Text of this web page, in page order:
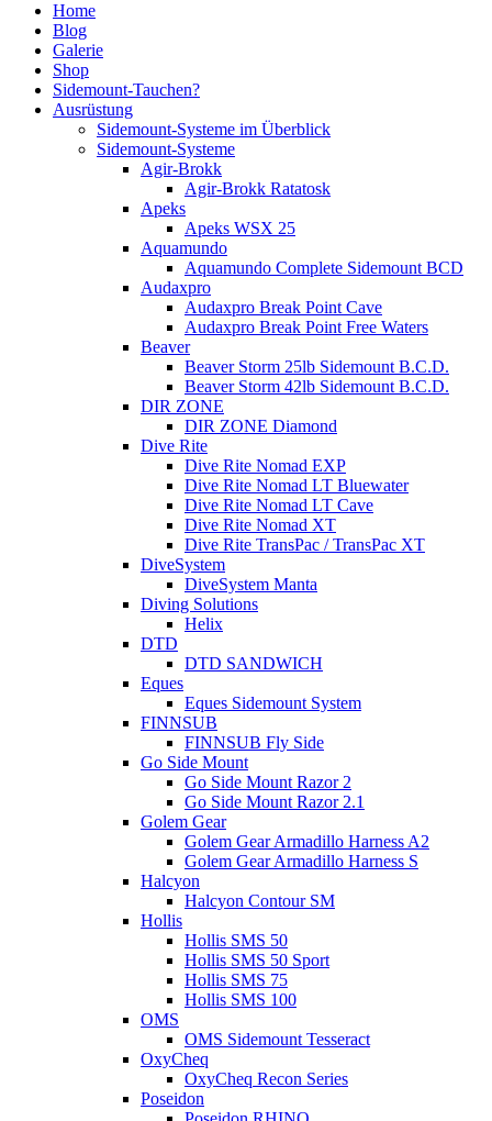
Home
Blog
Galerie
Shop
Sidemount-Tauchen?
Ausrüstung
Sidemount-Systeme im Überblick
Sidemount-Systeme
Agir-Brokk
Agir-Brokk Ratatosk
Apeks
Apeks WSX 25
Aquamundo
Aquamundo Complete Sidemount BCD
Audaxpro
Audaxpro Break Point Cave
Audaxpro Break Point Free Waters
Beaver
Beaver Storm 25lb Sidemount B.C.D.
Beaver Storm 42lb Sidemount B.C.D.
DIR ZONE
DIR ZONE Diamond
Dive Rite
Dive Rite Nomad EXP
Dive Rite Nomad LT Bluewater
Dive Rite Nomad LT Cave
Dive Rite Nomad XT
Dive Rite TransPac / TransPac XT
DiveSystem
DiveSystem Manta
Diving Solutions
Helix
DTD
DTD SANDWICH
Eques
Eques Sidemount System
FINNSUB
FINNSUB Fly Side
Go Side Mount
Go Side Mount Razor 2
Go Side Mount Razor 2.1
Golem Gear
Golem Gear Armadillo Harness A2
Golem Gear Armadillo Harness S
Halcyon
Halcyon Contour SM
Hollis
Hollis SMS 50
Hollis SMS 50 Sport
Hollis SMS 75
Hollis SMS 100
OMS
OMS Sidemount Tesseract
OxyCheq
OxyCheq Recon Series
Poseidon